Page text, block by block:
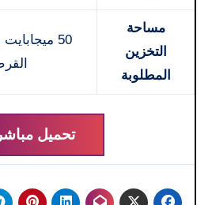
مساحة
التخزين
المطلوبة
50
تحميل مباشر